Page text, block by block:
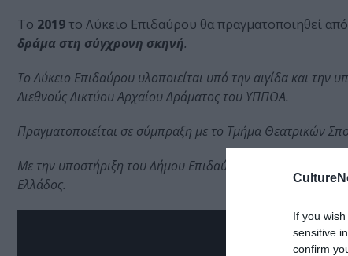
If you
sensitive
confirm
Το 2019 το Λύκειο Επιδαύρου θα πραγματοποιηθεί από
δράμα στη σύγχρονη σκηνή.
Το Λύκειο Επιδαύρου υλοποιείται υπό την αιγίδα και την
Διεθνούς Δικτύου Αρχαίου Δράματος του ΥΠΠΟΑ.
Πραγματοποιείται σε σύμπραξη με το Τμήμα Θεατρικών
Με την υποστήριξη του Δήμου Επιδαύρου, της Εφορείας
Ελλάδος.